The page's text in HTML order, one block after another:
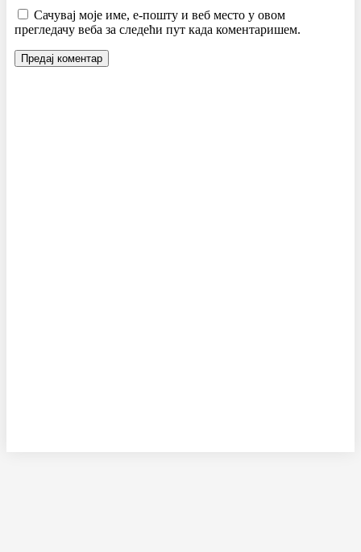
Сачувај моје име, е-пошту и веб место у овом
прегледачу веба за следећи пут када коментаришем.